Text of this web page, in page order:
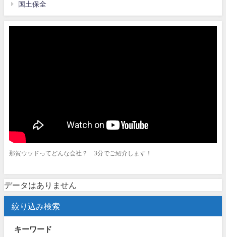
国土保全
那賀ウッドってどんな会社？ 3分でご紹介します！
データはありません
絞り込み検索
キーワード